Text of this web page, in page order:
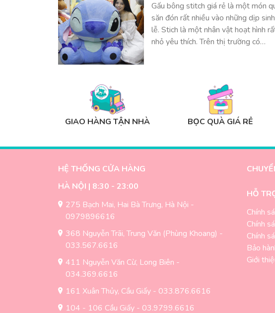
Gấu bông stitch giá rẻ là một món
săn đón rất nhiều vào những dịp
lễ. Stich là một nhân vật hoạt hình
nhỏ yêu thích. Trên thị trường có…
GIAO HÀNG TẬN NHÀ BỌC QUÀ GIÁ RẺ
HỆ THỐNG CỬA HÀNG
HÀ NỘI | 8:30 - 23:00
275 Bạch Mai, Hai Bà Trưng, Hà Nội -
0979896616
368 Nguyễn Trãi, Trung Văn (Phùng Khoang) -
033.567.6616
411 Nguyễn Văn Cừ, Long Biên -
034.369.6616
161 Xuân Thủy, Cầu Giấy - 033.876.6616
104 - 106 Cầu Giấy - 03.9799.6616
HỖ
Chính
Chính
Chính
Bảo
Giới